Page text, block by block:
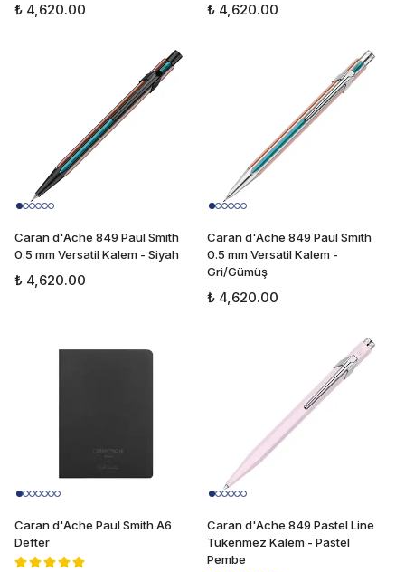
₺ 4,620.00 ₺ 4,620.00
Caran d'Ache 849 Paul Smith
0.5 mm Versatil Kalem - Siyah
₺ 4,620.00
Caran d'Ache 849 Paul Smith
0.5 mm Versatil Kalem -
Gri/Gümüş
₺ 4,620.00
Caran d'Ache Paul Smith A6
Defter
Caran d'Ache 849 Pastel Line
Tükenmez Kalem - Pastel
Pembe